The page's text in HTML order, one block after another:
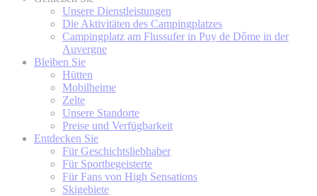
Unsere Dienstleistungen
Die Aktivitäten des Campingplatzes
Campingplatz am Flussufer in Puy de Dôme in der
Auvergne
Bleiben Sie
Hütten
Mobilheime
Zelte
Unsere Standorte
Preise und Verfügbarkeit
Entdecken Sie
Für Geschichtsliebhaber
Für Sportbegeisterte
Für Fans von High Sensations
Skigebiete